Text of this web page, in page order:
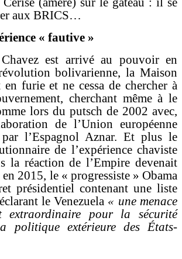
aux BRICS…
« fautive »
est arrivé au pouvoir en
bolivarienne, la Maison
furie et ne cessa de chercher à
cherchant même à le
lors du putsch de 2002 avec,
de l’Union européenne
l’Espagnol Aznar. Et plus le
de l’expérience chaviste
la réaction de l’Empire devenait
2015, le « progressiste » Obama
présidentiel contenant une liste
le Venezuela « une menace
extraordinaire pour la sécurité
politique extérieure des États-